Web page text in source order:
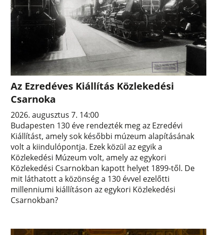
Az Ezredéves Kiállítás Közlekedési
Csarnoka
2026. augusztus 7. 14:00
Budapesten 130 éve rendezték meg az Ezredévi
Kiállítást, amely sok későbbi múzeum alapításának
volt a kiindulópontja. Ezek közül az egyik a
Közlekedési Múzeum volt, amely az egykori
Közlekedési Csarnokban kapott helyet 1899-től. De
mit láthatott a közönség a 130 évvel ezelőtti
millenniumi kiállításon az egykori Közlekedési
Csarnokban?